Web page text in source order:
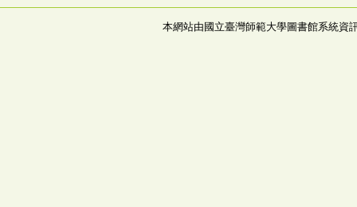
本網站由國立臺灣師範大學圖書館系統資